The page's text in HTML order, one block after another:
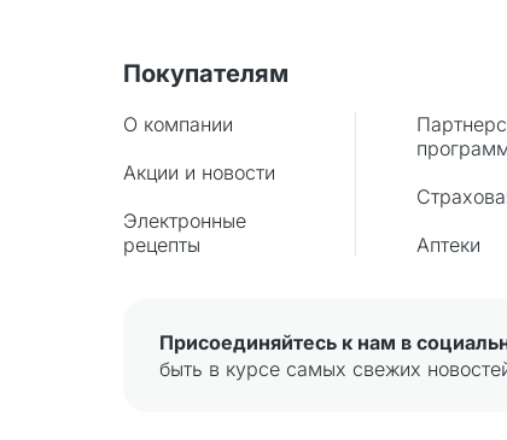
Покупателям
О компании
Акции и новости
Электронные
рецепты
Аптеки
Присоединяйтесь к нам в
быть в курсе самых свежих